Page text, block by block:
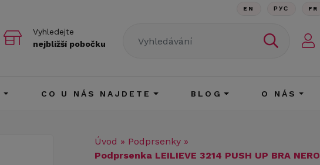
Vyhledejte
nejbližší pobočku
EN РУС FR
CO U NÁS NAJDETE BLOG O NÁS
Úvod » Podprsenky »
Podprsenka LEILIEVE 3214 PUSH UP BRA NERO